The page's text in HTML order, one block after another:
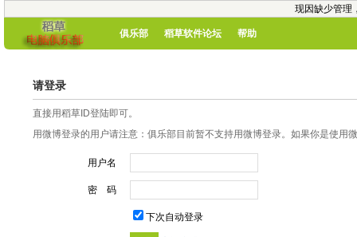
现因缺少管理
俱乐部 稻草软件论坛 帮助
请登录
直接用稻草ID登陆即可。
用微博登录的用户请注意：俱乐部目前暂不支持用微博登录。如果你是使用
用户名
密 码
下次自动登录